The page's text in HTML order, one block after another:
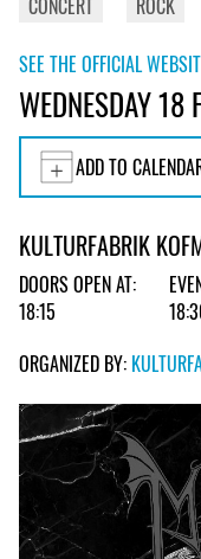
CONCERT
ROCK
SEE THE OFFICIAL
WEDNESDAY
ADD TO
KULTURFABRIK
DOORS OPEN AT:
18:15
ORGANIZED BY: